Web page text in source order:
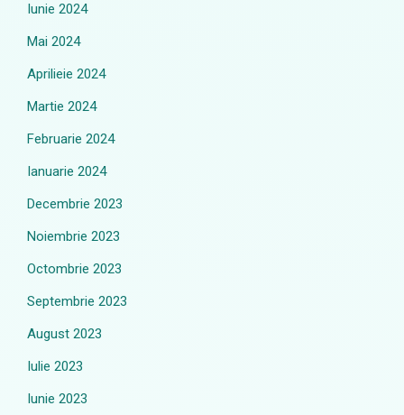
Iunie 2024
Mai 2024
Aprilieie 2024
Martie 2024
Februarie 2024
Ianuarie 2024
Decembrie 2023
Noiembrie 2023
Octombrie 2023
Septembrie 2023
August 2023
Iulie 2023
Iunie 2023